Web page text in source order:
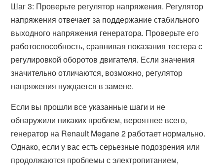
Шаг 3: Проверьте регулятор напряжения. Регулятор
напряжения отвечает за поддержание стабильного
выходного напряжения генератора. Проверьте его
работоспособность, сравнивая показания тестера с
регулировкой оборотов двигателя. Если значения
значительно отличаются, возможно, регулятор
напряжения нуждается в замене.
Если вы прошли все указанные шаги и не
обнаружили никаких проблем, вероятнее всего,
генератор на Renault Megane 2 работает нормально.
Однако, если у вас есть серьезные подозрения или
продолжаются проблемы с электропитанием,